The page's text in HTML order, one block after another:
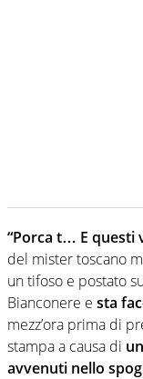
“Porca t… E questi
del mister toscano
un tifoso e postato
Bianconere e sta
mezz’ora prima di
stampa a causa di
avvenuti nello